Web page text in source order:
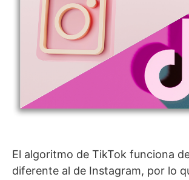
El algoritmo de TikTok funciona
diferente al de Instagram, por lo